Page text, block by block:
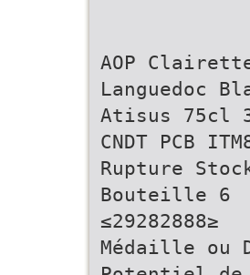
AOP
Languedoc
Atisus 75cl
CNDT PCB
Rupture
Bouteille 6
≤29282888≥
Médaille ou